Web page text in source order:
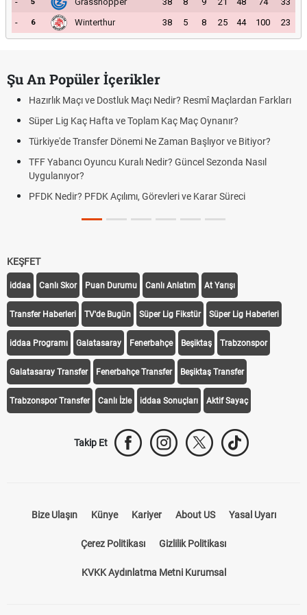
-
6 Winterthur 38 5 8 25 44 100 23
Şu An Popüler İçerikler
Hazırlık Maçı ve Dostluk Maçı Nedir? Resmî Maçlardan Farkları
Süper Lig Kaç Hafta ve Toplam Kaç Maç Oynanır?
Türkiye'de Transfer Dönemi Ne Zaman Başlıyor ve Bitiyor?
TFF Yabancı Oyuncu Kuralı Nedir? Güncel Sezonda Nasıl
Uygulanıyor?
PFDK Nedir? PFDK Açılımı, Görevleri ve Karar Süreci
KEŞFET
iddaa Canlı Skor Puan Durumu Canlı Anlatım At Yarışı
Transfer Haberleri TV'de Bugün Süper Lig Fikstür Süper Lig Haberleri
iddaa Programı Galatasaray Fenerbahçe Beşiktaş Trabzonspor
Galatasaray Transfer Fenerbahçe Transfer Beşiktaş Transfer
Trabzonspor Transfer Canlı İzle iddaa Sonuçları Aktif Sayaç
Takip Et
Bize Ulaşın Künye Kariyer About US Yasal Uyarı
Çerez Politikası Gizlilik Politikası
KVKK Aydınlatma Metni Kurumsal